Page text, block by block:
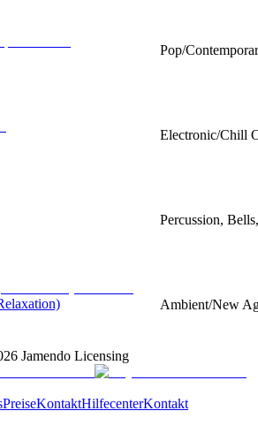
Pop/
Electronic/Chill
Percussion,
Ambient/New
Jamendo Licensing
PreiseKontaktHilfecenterKontakt